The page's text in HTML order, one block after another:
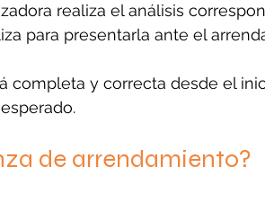
realiza el análisis
para presentarla ante el
completa y correcta desde el
de arrendamiento?